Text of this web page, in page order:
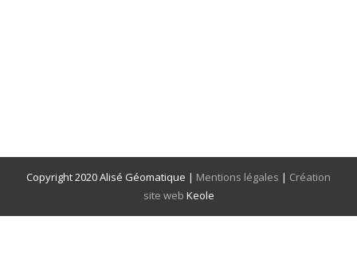
Copyright 2020 Alisé Géomatique | Mentions légales | Création
site web Keole